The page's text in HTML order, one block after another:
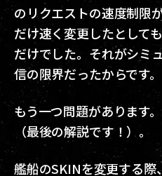
のリクエストの速度制限
だけ速く変更したとして
だけでした。それがシミ
信の限界だったからです。
もう一つ問題があります
（最後の解説です！）。
艦船のSKINを変更する